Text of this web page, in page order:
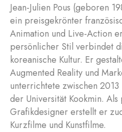
Jean-Julien Pous (geboren
ein preisgekrönter
Animation und Live-Action
persönlicher Stil verbindet
koreanische Kultur. Er
Augmented Reality und
unterrichtete zwischen
der Universität Kookmin.
Grafikdesigner erstellt er
Kurzfilme und Kunstfilme.